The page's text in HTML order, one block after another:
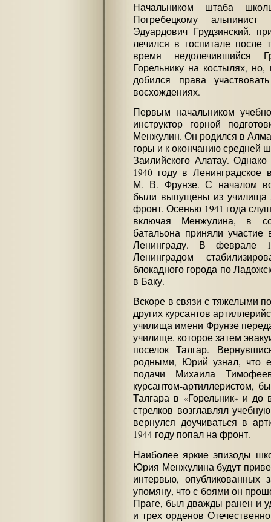
Начальником штаба
Погребецкому
Эдуардович Грудзинский,
лечился в госпитале после
время недолечившийся
Горельнику на костылях,
добился права
восхождениях.
Первым начальником
инструктор горной
Менжулин. Он родился в
горы и к окончанию средней
Заилийского Алатау.
1940 году в
М. В. Фрунзе. С началом
были выпущены из училища
фронт. Осенью 1941 года
включая Менжулина, в
батальона приняли
Ленинграду. В феврале
Ленинградом
блокадного города по
в Баку.
Вскоре в связи с тяжелыми
других курсантов
училища имени Фрунзе
училище, которое затем
поселок Талгар.
родными, Юрий узнал, что
подачи Михаила
курсантом-артиллеристом,
Талгара в «Горельник» и до
стрелков возглавлял
вернулся доучиваться в
1944 году попал на фронт.
Наиболее яркие эпизоды
Юрия Менжулина будут
интервью,
упомяну, что с боями он
Праге, был дважды ранен и
и трех орденов